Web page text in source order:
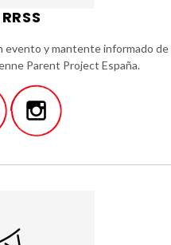
evento y mantente informado de
Parent Project España.